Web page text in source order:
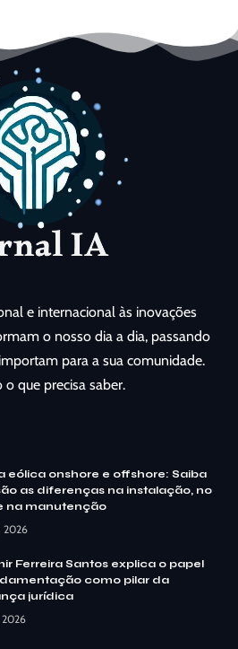
e internacional às inovações
o nosso dia a dia, passando
para a sua comunidade.
que precisa saber.
eólica onshore e offshore: Saiba
as diferenças na instalação, no
na manutenção
2026
Ferreira Santos explica o papel
como pilar da
jurídica